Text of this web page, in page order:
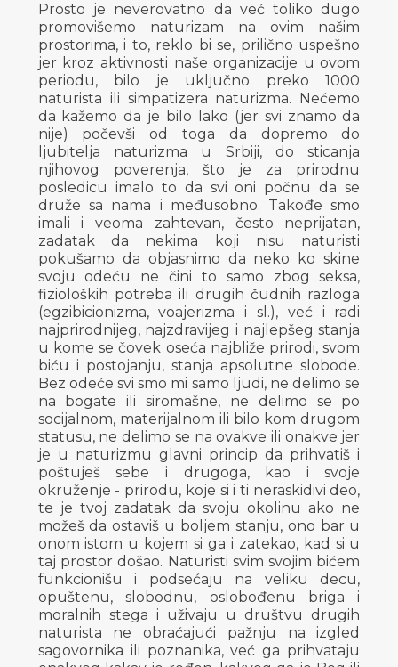
Prosto je neverovatno da već toliko dugo
promovišemo naturizam na ovim našim
prostorima, i to, reklo bi se, prilično uspešno
jer kroz aktivnosti naše organizacije u ovom
periodu, bilo je uključno preko 1000
naturista ili simpatizera naturizma. Nećemo
da kažemo da je bilo lako (jer svi znamo da
nije) počevši od toga da dopremo do
ljubitelja naturizma u Srbiji, do sticanja
njihovog poverenja, što je za prirodnu
posledicu imalo to da svi oni počnu da se
druže sa nama i međusobno. Takođe smo
imali i veoma zahtevan, često neprijatan,
zadatak da nekima koji nisu naturisti
pokušamo da objasnimo da neko ko skine
svoju odeću ne čini to samo zbog seksa,
fizioloških potreba ili drugih čudnih razloga
(egzibicionizma, voajerizma i sl.), već i radi
najprirodnijeg, najzdravijeg i najlepšeg stanja
u kome se čovek oseća najbliže prirodi, svom
biću i postojanju, stanja apsolutne slobode.
Bez odeće svi smo mi samo ljudi, ne delimo se
na bogate ili siromašne, ne delimo se po
socijalnom, materijalnom ili bilo kom drugom
statusu, ne delimo se na ovakve ili onakve jer
je u naturizmu glavni princip da prihvatiš i
poštuješ sebe i drugoga, kao i svoje
okruženje - prirodu, koje si i ti neraskidivi deo,
te je tvoj zadatak da svoju okolinu ako ne
možeš da ostaviš u boljem stanju, ono bar u
onom istom u kojem si ga i zatekao, kad si u
taj prostor došao. Naturisti svim svojim bićem
funkcionišu i podsećaju na veliku decu,
opuštenu, slobodnu, oslobođenu briga i
moralnih stega i uživaju u društvu drugih
naturista ne obraćajući pažnju na izgled
sagovornika ili poznanika, već ga prihvataju